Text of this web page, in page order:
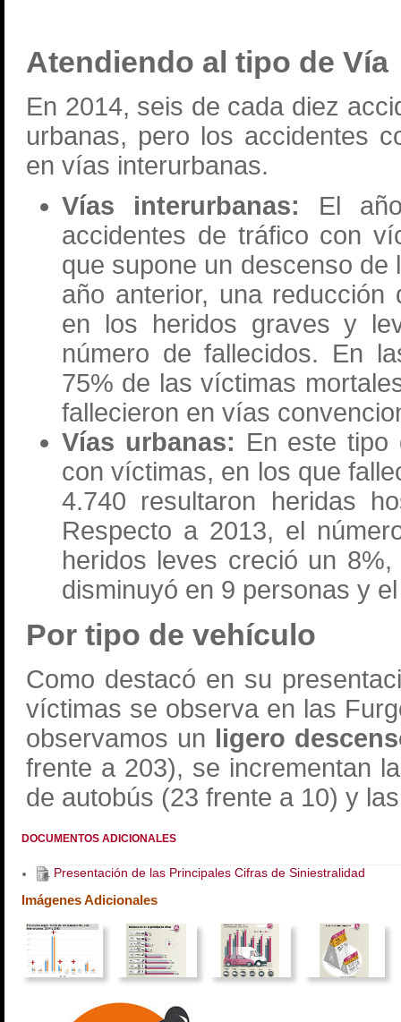
Atendiendo al tipo de Vía
En 2014, seis de cada diez
urbanas, pero los accidentes
en vías interurbanas.
Vías interurbanas: El
accidentes de tráfico con
que supone un descenso
año anterior, una
en los heridos graves y
número de fallecidos. En
75% de las víctimas
fallecieron en vías
Vías urbanas: En este tipo
con víctimas, en los que
4.740 resultaron heridas
Respecto a 2013, el
heridos leves creció un
disminuyó en 9 personas y
Por tipo de vehículo
Como destacó en su
víctimas se observa en las
observamos un ligero
frente a 203), se incrementan
de autobús (23 frente a 10) y
DOCUMENTOS ADICIONALES
Presentación de las Principales Cifras de Siniestralidad
Imágenes Adicionales